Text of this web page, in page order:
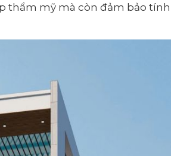
thẩm mỹ mà còn đảm bảo